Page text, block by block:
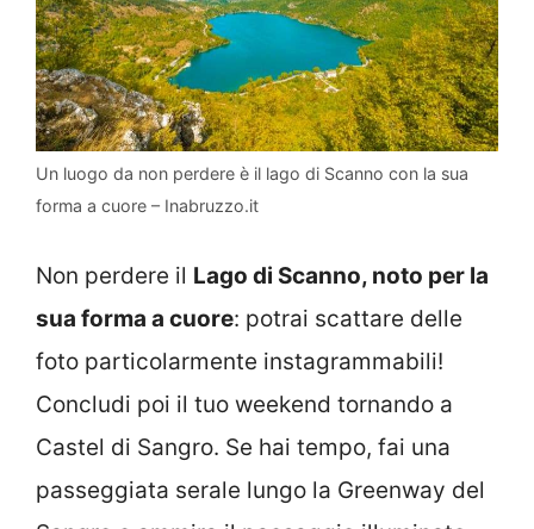
Un luogo da non perdere è il lago di Scanno con la sua
forma a cuore – Inabruzzo.it
Non perdere il Lago di Scanno, noto per la
sua forma a cuore: potrai scattare delle
foto particolarmente instagrammabili!
Concludi poi il tuo weekend tornando a
Castel di Sangro. Se hai tempo, fai una
passeggiata serale lungo la Greenway del